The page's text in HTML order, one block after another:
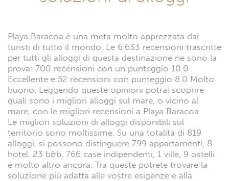
Playa Baracoa è una meta molto apprezzata dai
turisti di tutto il mondo. Le 6.633 recensioni trascritte
per tutti gli alloggi di questa destinazione ne sono la
prova: 700 recensioni con un punteggio 10.0
Eccellente e 52 recensioni con punteggio 8.0 Molto
buono. Leggendo queste opinioni potrai scoprire
quali sono i migliori alloggi sul mare, o vicino al
mare, con le migliori recensioni a Playa Baracoa.
Le migliori soluzioni di alloggi disponibili sul
territorio sono moltissime. Su una totalità di 819
alloggi, si possono distinguere 799 appartamenti, 8
hotel, 23 b&b, 766 case indipendenti, 1 ville, 9 ostelli
e molto altro ancora. Tra queste potrete trovare la
soluzione più adatta alle vostre esigenze e alla